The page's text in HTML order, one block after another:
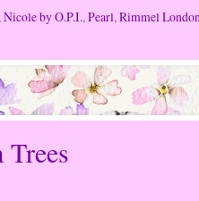
,Nicole by O.P.I.,Pearl,Rimmel